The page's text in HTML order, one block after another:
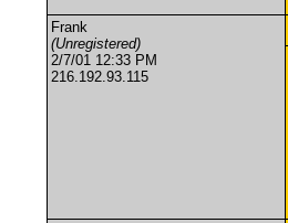
Frank
(Unregistered)
2/7/01 12:33 PM
216.192.93.115